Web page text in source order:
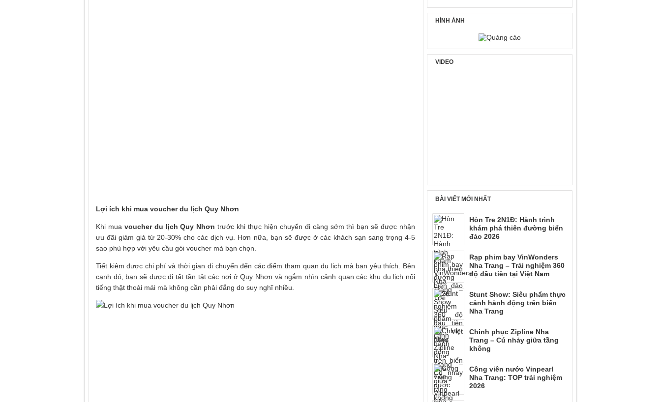
Lợi ích khi mua voucher du lịch Quy Nhơn
Khi mua voucher du lịch Quy Nhơn trước khi thực hiện chuyến đi càng sớm thì bạn sẽ được nhận
ưu đãi giảm giá từ 20-30% cho các dịch vụ. Hơn nữa, bạn sẽ được ở các khách sạn sang trọng 4-5
sao phù hợp với yêu cầu gói voucher mà bạn chọn.
Tiết kiệm được chi phí và thời gian di chuyển đến các điểm tham quan du lịch mà bạn yêu thích. Bên
cạnh đó, bạn sẽ được đi tất tần tật các nơi ở Quy Nhơn và ngắm nhìn cảnh quan các khu du lịch nổi
tiếng thật thoải mái mà không cần phải đắng do suy nghĩ nhiều.
HÌNH ẢNH
VIDEO
BÀI VIẾT MỚI NHẤT
Hòn Tre 2N1Đ: Hành trình
khám phá thiên đường biển
đảo 2026
Rạp phim bay VinWonders
Nha Trang – Trải nghiệm 360
độ đầu tiên tại Việt Nam
Stunt Show: Siêu phẩm thực
cảnh hành động trên biển
Nha Trang
Chinh phục Zipline Nha
Trang – Cú nhảy giữa tầng
không
Công viên nước Vinpearl
Nha Trang: TOP trải nghiệm
2026